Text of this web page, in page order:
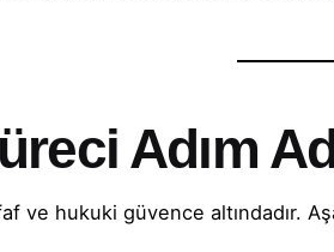
Adım
ve hukuki güvence altındadır.